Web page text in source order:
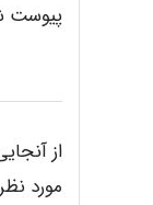
پیوست
از
مورد